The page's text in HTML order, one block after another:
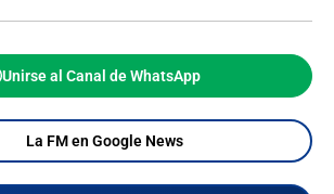
Unirse al Canal de WhatsApp
La FM en Google News